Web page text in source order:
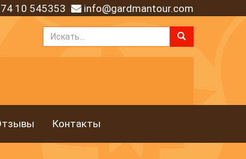
10 545353 info@gardmantour.com
Контакты